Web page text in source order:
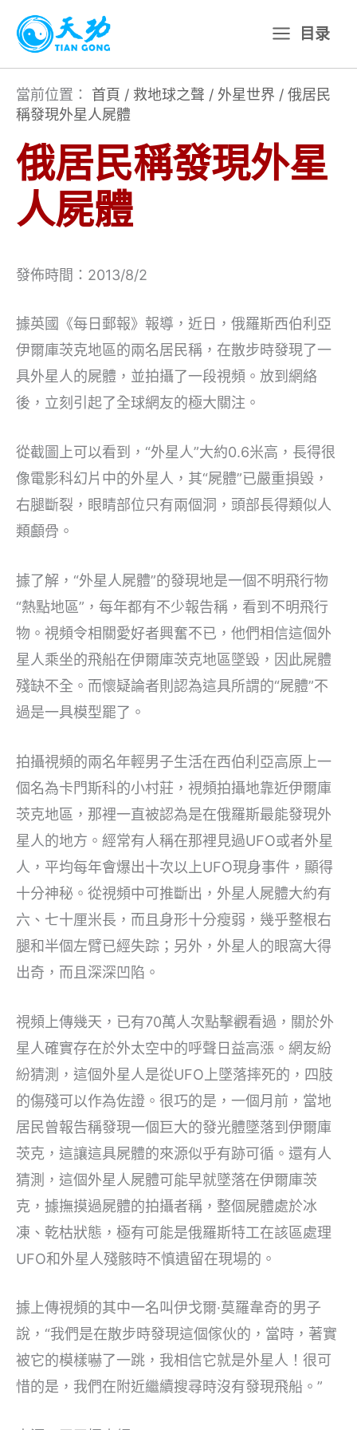
主
目录
當前位置： 首頁 / 救地球之聲 / 外星世界 / 俄居民
稱發現外星人屍體
俄居民稱發現外星
人屍體
發佈時間：2013/8/2
據英國《每日郵報》報導，近日，俄羅斯西伯利亞
伊爾庫茨克地區的兩名居民稱，在散步時發現了一
具外星人的屍體，並拍攝了一段視頻。放到網絡
後，立刻引起了全球網友的極大關注。
從截圖上可以看到，“外星人”大約0.6米高，長得很
像電影科幻片中的外星人，其“屍體”已嚴重損毀，
右腿斷裂，眼睛部位只有兩個洞，頭部長得類似人
類顱骨。
據了解，“外星人屍體”的發現地是一個不明飛行物
“熱點地區”，每年都有不少報告稱，看到不明飛行
物。視頻令相關愛好者興奮不已，他們相信這個外
星人乘坐的飛船在伊爾庫茨克地區墜毀，因此屍體
殘缺不全。而懷疑論者則認為這具所謂的“屍體”不
過是一具模型罷了。
拍攝視頻的兩名年輕男子生活在西伯利亞高原上一
個名為卡門斯科的小村莊，視頻拍攝地靠近伊爾庫
茨克地區，那裡一直被認為是在俄羅斯最能發現外
星人的地方。經常有人稱在那裡見過UFO或者外星
人，平均每年會爆出十次以上UFO現身事件，顯得
十分神秘。從視頻中可推斷出，外星人屍體大約有
六、七十厘米長，而且身形十分瘦弱，幾乎整根右
腿和半個左臂已經失踪；另外，外星人的眼窩大得
出奇，而且深深凹陷。
視頻上傳幾天，已有70萬人次點擊觀看過，關於外
星人確實存在於外太空中的呼聲日益高漲。網友紛
紛猜測，這個外星人是從UFO上墜落摔死的，四肢
的傷殘可以作為佐證。很巧的是，一個月前，當地
居民曾報告稱發現一個巨大的發光體墜落到伊爾庫
茨克，這讓這具屍體的來源似乎有跡可循。還有人
猜測，這個外星人屍體可能早就墜落在伊爾庫茨
克，據撫摸過屍體的拍攝者稱，整個屍體處於冰
凍、乾枯狀態，極有可能是俄羅斯特工在該區處理
UFO和外星人殘骸時不慎遺留在現場的。
據上傳視頻的其中一名叫伊戈爾·莫羅韋奇的男子
說，“我們是在散步時發現這個傢伙的，當時，著實
被它的模樣嚇了一跳，我相信它就是外星人！很可
惜的是，我們在附近繼續搜尋時沒有發現飛船。”